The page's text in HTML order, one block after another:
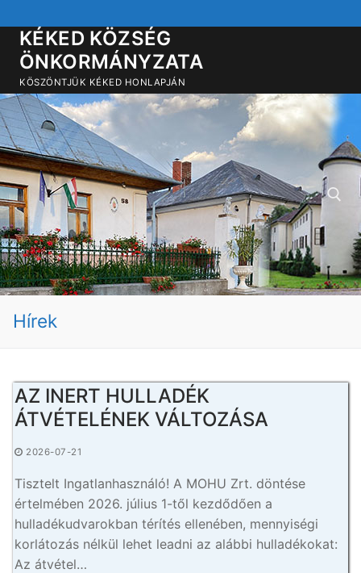
a
tartalomra
KÉKED KÖZSÉG
ÖNKORMÁNYZATA
KÖSZÖNTJÜK KÉKED HONLAPJÁN
Keresése:
Hírek
AZ INERT HULLADÉK
ÁTVÉTELÉNEK VÁLTOZÁSA
2026-07-21
Tisztelt Ingatlanhasználó! A MOHU Zrt. döntése
értelmében 2026. július 1-től kezdődően a
hulladékudvarokban térítés ellenében, mennyiségi
korlátozás nélkül lehet leadni az alábbi hulladékokat:
Az átvétel…